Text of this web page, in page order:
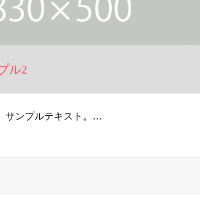
ル2
サンプルテキスト。…